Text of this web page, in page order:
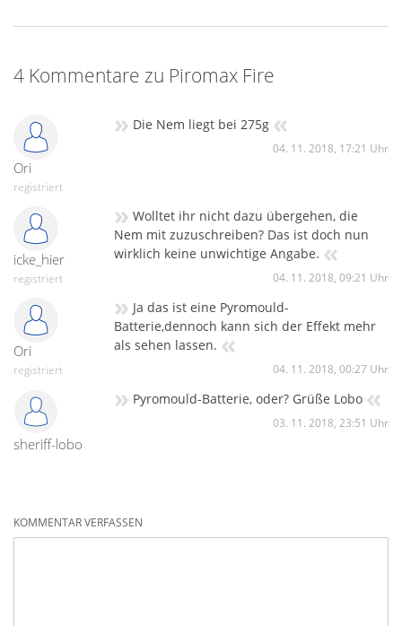
4 Kommentare zu Piromax Fire
Ori
registriert
» Die Nem liegt bei 275g «
04. 11. 2018, 17:21 Uhr
icke_hier
registriert
» Wolltet ihr nicht dazu übergehen, die
Nem mit zuzuschreiben? Das ist doch nun
wirklich keine unwichtige Angabe. «
04. 11. 2018, 09:21 Uhr
Ori
registriert
» Ja das ist eine Pyromould-
Batterie,dennoch kann sich der Effekt mehr
als sehen lassen. «
04. 11. 2018, 00:27 Uhr
sheriff-lobo
» Pyromould-Batterie, oder? Grüße Lobo «
03. 11. 2018, 23:51 Uhr
KOMMENTAR VERFASSEN